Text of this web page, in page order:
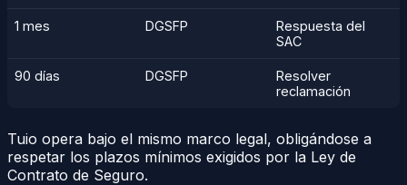
1 mes DGSFP
Respuesta del
SAC
90 días DGSFP
Resolver
reclamación
Tuio opera bajo el mismo marco legal, obligándose a
respetar los plazos mínimos exigidos por la Ley de
Contrato de Seguro.